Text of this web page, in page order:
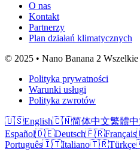
O nas
Kontakt
Partnerzy
Plan działań klimatycznych
© 2025 • Nano Banana 2 Wszelkie
Polityka prywatności
Warunki usługi
Polityka zwrotów
🇺🇸English🇨🇳简体中文繁體
Español🇩🇪Deutsch🇫🇷Français
Português🇮🇹Italiano🇹🇷Türkçe